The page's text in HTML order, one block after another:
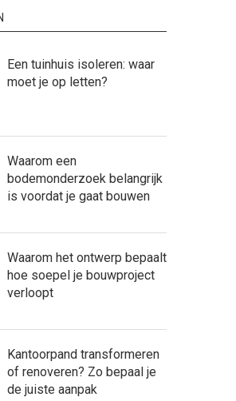
Een tuinhuis isoleren: waar
moet je op letten?
Waarom een
bodemonderzoek belangrijk
is voordat je gaat bouwen
Waarom het ontwerp bepaalt
hoe soepel je bouwproject
verloopt
Kantoorpand transformeren
of renoveren? Zo bepaal je
de juiste aanpak